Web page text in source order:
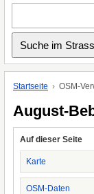
Startseite OSM-
August-
Auf dieser Seite
Karte
OSM-Daten